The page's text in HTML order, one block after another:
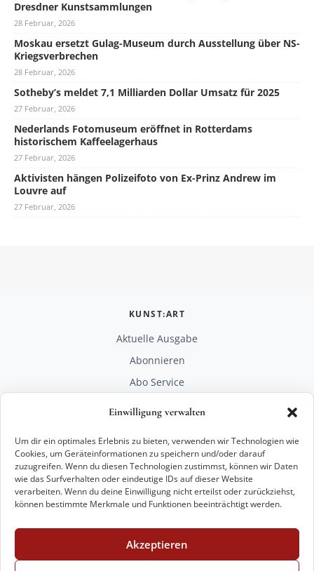
Einwilligung verwalten
Um dir ein optimales Erlebnis zu bieten, verwenden wir Technologien wie
Cookies, um Geräteinformationen zu speichern und/oder darauf
zuzugreifen. Wenn du diesen Technologien zustimmst, können wir Daten
wie das Surfverhalten oder eindeutige IDs auf dieser Website
verarbeiten. Wenn du deine Einwilligung nicht erteilst oder zurückziehst,
können bestimmte Merkmale und Funktionen beeinträchtigt werden.
Akzeptieren
Dresdner Kunstsammlungen
28 Februar, 2026
Moskau ersetzt Gulag-Museum durch Ausstellung über NS-
Kriegsverbrechen
28 Februar, 2026
Sotheby’s meldet 7,1 Milliarden Dollar Umsatz für 2025
27 Februar, 2026
Nederlands Fotomuseum eröffnet in Rotterdams
historischem Kaffeelagerhaus
27 Februar, 2026
Aktivisten hängen Polizeifoto von Ex-Prinz Andrew im
Louvre auf
27 Februar, 2026
KUNST:ART
Aktuelle Ausgabe
Abonnieren
Abo Service
RECHTLICHES
Impressum
Datenschutz
KONTAKT
+49 221 29 28 27 21